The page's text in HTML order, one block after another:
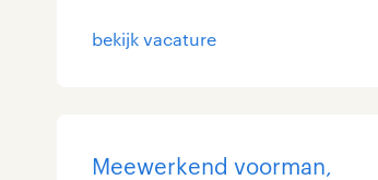
bekijk vacature
Meewerkend voorman,